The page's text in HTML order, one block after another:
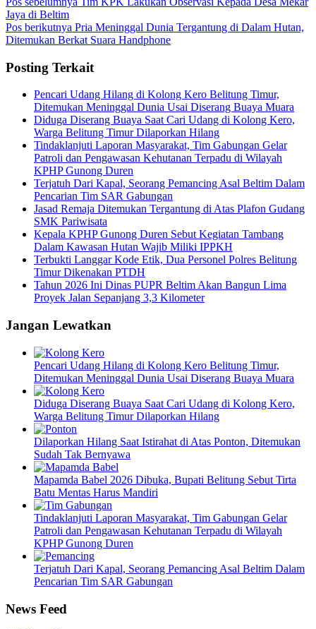
Jaya di Beltim
Pos berikutnya Pria Meninggal Dunia Tergantung di Dalam Hutan,
Ditemukan Berkat Suara Handphone
Posting Terkait
Pencari Udang Hilang di Kolong Kero Belitung Timur,
Ditemukan Meninggal Dunia Usai Diserang Buaya Muara
Diduga Diserang Buaya Saat Cari Udang di Kolong Kero,
Warga Belitung Timur Dilaporkan Hilang
Tindaklanjuti Laporan Masyarakat, Tim Gabungan Gelar
Patroli dan Pengawasan Kehutanan Terpadu di Wilayah
KPHP Gunong Duren
Terjatuh Dari Kapal, Seorang Pemancing Asal Beltim Dalam
Pencarian Tim SAR Gabungan
Jasad Remaja Ditemukan Tergantung di Atas Plafon Gudang
SMK Pariwisata
Kepala KPHP Gunong Duren Sebut Kegiatan Tambang
Dalam Kawasan Hutan Wajib Miliki IPPKH
Terbukti Langgar Kode Etik, Dua Personel Polres Belitung
Timur Dikenakan PTDH
Tahun 2026 Ini Dinas PUPR Beltim Akan Bangun Lima
Proyek Jalan Sepanjang 3,3 Kilometer
Jangan Lewatkan
Pencari Udang Hilang di Kolong Kero Belitung Timur,
Ditemukan Meninggal Dunia Usai Diserang Buaya Muara
Diduga Diserang Buaya Saat Cari Udang di Kolong Kero,
Warga Belitung Timur Dilaporkan Hilang
Dilaporkan Hilang Saat Istirahat di Atas Ponton, Ditemukan
Sudah Tak Bernyawa
Mapamda Babel 2026 Dibuka, Bupati Belitung Sebut Tirta
Batu Mentas Harus Mandiri
Tindaklanjuti Laporan Masyarakat, Tim Gabungan Gelar
Patroli dan Pengawasan Kehutanan Terpadu di Wilayah
KPHP Gunong Duren
Terjatuh Dari Kapal, Seorang Pemancing Asal Beltim Dalam
Pencarian Tim SAR Gabungan
News Feed